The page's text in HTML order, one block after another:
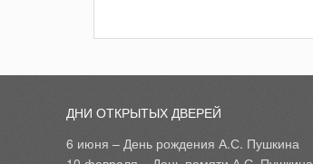
ДНИ ОТКРЫТЫХ ДВЕРЕЙ
6 июня – День рождения А.С. Пушкина